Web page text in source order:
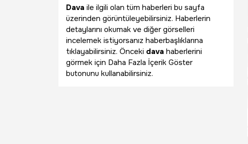
Dava ile ilgili olan tüm haberleri bu sayfa
üzerinden görüntüleyebilirsiniz. Haberlerin
detaylarını okumak ve diğer görselleri
incelemek istiyorsanız haberbaşlıklarına
tıklayabilirsiniz. Önceki dava haberlerini
görmek için Daha Fazla İçerik Göster
butonunu kullanabilirsiniz.